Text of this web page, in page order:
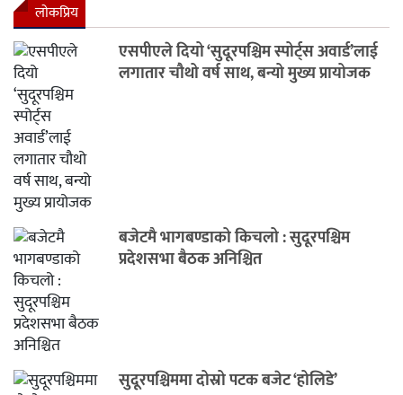
लाेकप्रिय
एसपीएले दियो ‘सुदूरपश्चिम स्पोर्ट्स अवार्ड’लाई
लगातार चौथो वर्ष साथ, बन्यो मुख्य प्रायोजक
बजेटमै भागबण्डाको किचलो : सुदूरपश्चिम
प्रदेशसभा बैठक अनिश्चित
सुदूरपश्चिममा दोस्रो पटक बजेट ‘होलिडे’